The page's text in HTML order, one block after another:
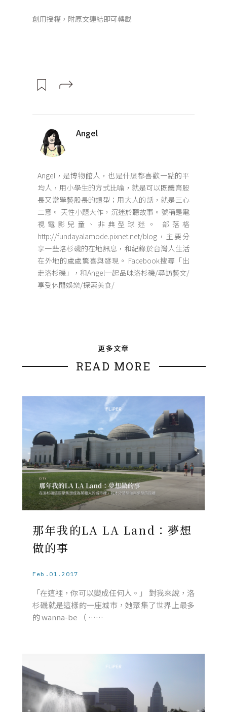
創用授權，附原文連結即可轉載
Angel
Angel，是博物館人，也是什麼都喜歡一點的平
均人，用小學生的方式比喻，就是可以既體育股
長又當學藝股長的類型；用大人的話，就是三心
二意。 天性小題大作，沉迷於聽故事。號稱是電
視電影兒童、非典型球迷。 部落格
http://fundayalamode.pixnet.net/blog，主要分
享一些洛杉磯的在地訊息，和紀錄於台灣人生活
在外地的處處驚喜與發現。 Facebook搜尋「出
走洛杉磯」，和Angel一起品味洛杉磯/尋訪藝文/
享受休閒娛樂/探索美食/
更多文章
READ MORE
那年我的LA LA Land：夢想
做的事
Feb.01.2017
「在這裡，你可以變成任何人。」 對我來說，洛
杉磯就是這樣的一座城市，她聚集了世界上最多
的 wanna-be （ ……